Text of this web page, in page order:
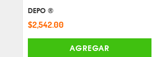
DEPO ®
$2,542.00
AGREGAR